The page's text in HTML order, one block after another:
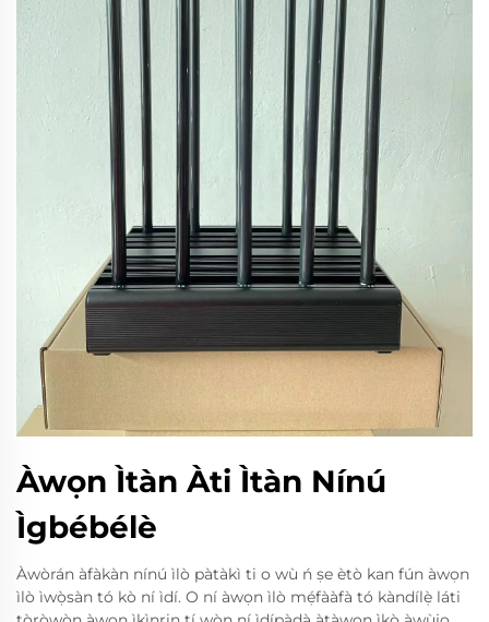
Àwọn Ìtàn Àti Ìtàn Nínú
Ìgbébélè
Àwòrán àfàkàn nínú ìlò pàtàkì ti o wù ń ṣe ètò kan fún àwọn
ìlò ìwọ̀sàn tó kò ní ìdí. O ní àwọn ìlò mẹ́fààfà tó kàndílẹ̀ láti